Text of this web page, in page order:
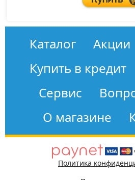
Каталог Акции
Купить в кредит
Сервис
О магазине
Политика